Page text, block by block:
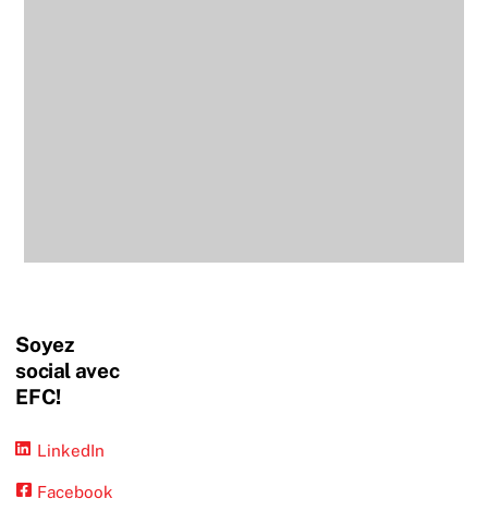
Soyez
social avec
EFC!
LinkedIn
Facebook